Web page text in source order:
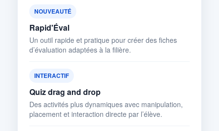
NOUVEAUTÉ
Rapid'Éval
Un outil rapide et pratique pour créer des fiches
d’évaluation adaptées à la filière.
INTERACTIF
Quiz drag and drop
Des activités plus dynamiques avec manipulation,
placement et interaction directe par l’élève.